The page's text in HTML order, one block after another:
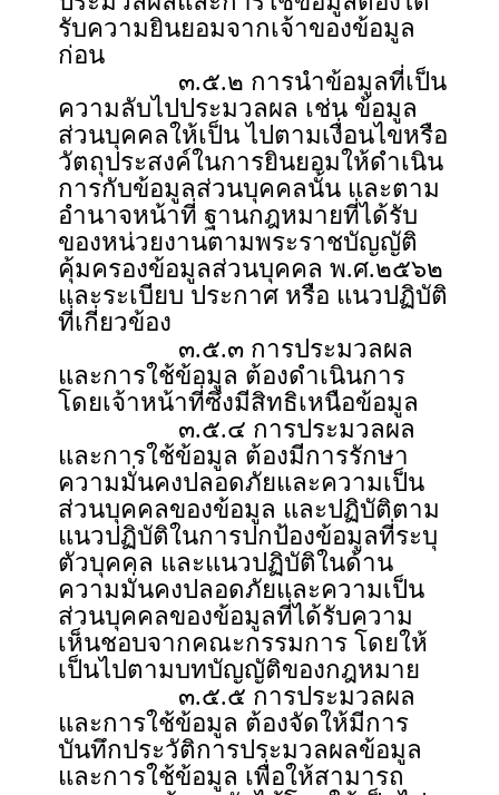
รับความยินยอมจากเจ้าของข้อมูล
ก่อน
๓.๕.๒ การนำข้อมูลที่เป็น
ความลับไปประมวลผล เช่น ข้อมูล
ส่วนบุคคลให้เป็น ไปตามเงื่อนไขหรือ
วัตถุประสงค์ในการยินยอมให้ดำเนิน
การกับข้อมูลส่วนบุคคลนั้น และตาม
อำนาจหน้าที่ ฐานกฎหมายที่ได้รับ
ของหน่วยงานตามพระราชบัญญัติ
คุ้มครองข้อมูลส่วนบุคคล พ.ศ.๒๕๖๒
และระเบียบ ประกาศ หรือ แนวปฏิบัติ
ที่เกี่ยวข้อง
๓.๕.๓ การประมวลผล
และการใช้ข้อมูล ต้องดำเนินการ
โดยเจ้าหน้าที่ซึ่งมีสิทธิเหนือข้อมูล
๓.๕.๔ การประมวลผล
และการใช้ข้อมูล ต้องมีการรักษา
ความมั่นคงปลอดภัยและความเป็น
ส่วนบุคคลของข้อมูล และปฏิบัติตาม
แนวปฏิบัติในการปกป้องข้อมูลที่ระบุ
ตัวบุคคล และแนวปฏิบัติในด้าน
ความมั่นคงปลอดภัยและความเป็น
ส่วนบุคคลของข้อมูลที่ได้รับความ
เห็นชอบจากคณะกรรมการ โดยให้
เป็นไปตามบทบัญญัติของกฎหมาย
๓.๕.๕ การประมวลผล
และการใช้ข้อมูล ต้องจัดให้มีการ
บันทึกประวัติการประมวลผลข้อมูล
และการใช้ข้อมูล เพื่อให้สามารถ